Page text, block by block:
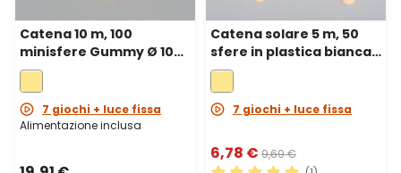
Catena 10 m, 100
minisfere Gummy Ø 10
mm, microled bianco
caldo, cavo metal
argento
7 giochi + luce fissa
Alimentazione inclusa
Catena solare 5 m, 50
sfere in plastica bianca
Ø 20 mm, led bianco
caldo, cavo nero
7 giochi + luce fissa
6,78 € 9,69 €